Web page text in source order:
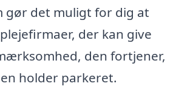
gør det muligt for dig at
der kan give
den fortjener,
holder parkeret.